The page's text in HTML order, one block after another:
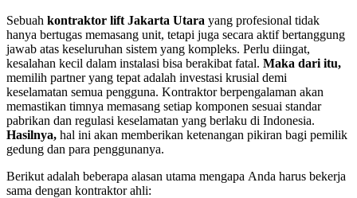
Sebuah kontraktor lift Jakarta Utara yang profesional tidak
hanya bertugas memasang unit, tetapi juga secara aktif bertanggung
jawab atas keseluruhan sistem yang kompleks. Perlu diingat,
kesalahan kecil dalam instalasi bisa berakibat fatal. Maka dari itu,
memilih partner yang tepat adalah investasi krusial demi
keselamatan semua pengguna. Kontraktor berpengalaman akan
memastikan timnya memasang setiap komponen sesuai standar
pabrikan dan regulasi keselamatan yang berlaku di Indonesia.
Hasilnya, hal ini akan memberikan ketenangan pikiran bagi pemilik
gedung dan para penggunanya.
Berikut adalah beberapa alasan utama mengapa Anda harus bekerja
sama dengan kontraktor ahli: